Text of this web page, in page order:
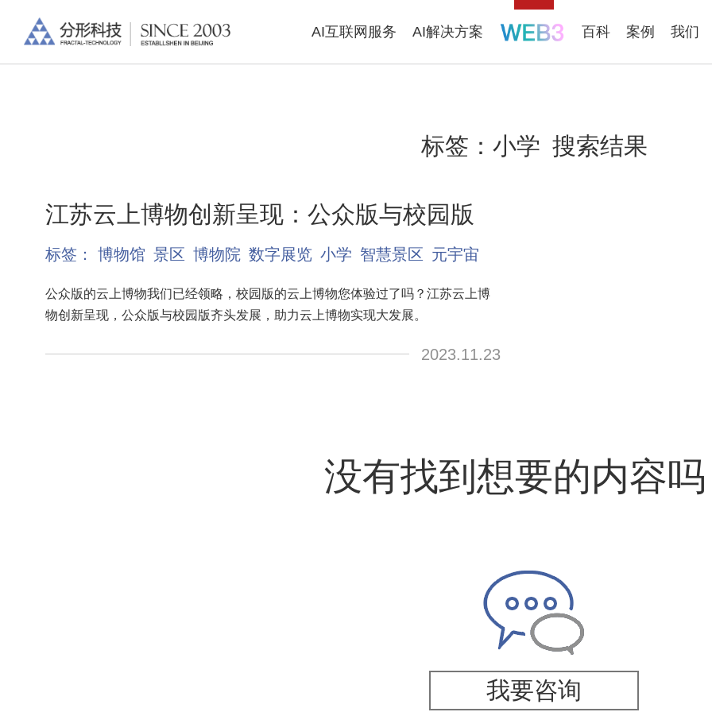
AI互联网服务 AI解决方案 百科 案例 我们
标签： 小学 搜索结果
江苏云上博物创新呈现：公众版与校园版
标签： 博物馆 景区 博物院 数字展览 小学 智慧景区 元宇宙
公众版的云上博物我们已经领略，校园版的云上博物您体验过了吗？江苏云上博
物创新呈现，公众版与校园版齐头发展，助力云上博物实现大发展。
2023.11.23
没有找到想要的内容
我要咨询